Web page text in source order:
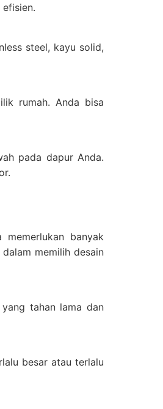
steel, kayu solid,
rumah. Anda bisa
pada dapur Anda.
banyak
memilih desain
tahan lama dan
besar atau terlalu